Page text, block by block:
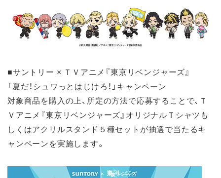
■サントリー × ＴＶアニメ『東京リベンジャーズ』
「夏だ！シュワっとはじけろ！」キャンペーン
対象商品を購入の上、所定の方法で応募することで、Ｔ
Ｖアニメ『東京リベンジャーズ』オリジナルＴシャツも
しくはアクリルスタンド５種セットが抽選で当たるキ
ャンペーンを実施します。